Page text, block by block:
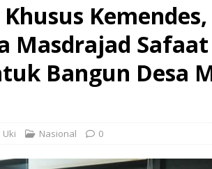
Masdrajad
Bangun Desa
Uki Nasional 0